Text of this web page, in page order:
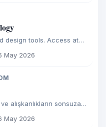
design tools. Access at
May 2026
alışkanlıkların sonsuza
dene. Orman
ol. Tıka basa doy.
May 2026